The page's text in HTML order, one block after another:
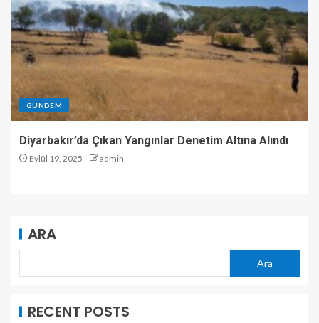
GÜNDEM
Diyarbakır’da Çıkan Yangınlar Denetim Altına Alındı
Eylül 19, 2025 admin
ARA
Ara
RECENT POSTS